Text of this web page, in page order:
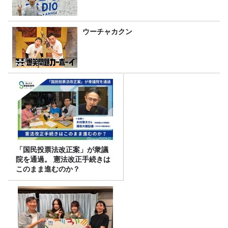
ウーチャカクン
「国民投票法改正案」が衆議
院を通過。 憲法改正手続きは
このまま進むのか？